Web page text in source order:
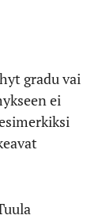
gradu vai
ei